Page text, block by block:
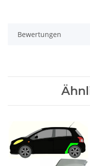
Bewertungen